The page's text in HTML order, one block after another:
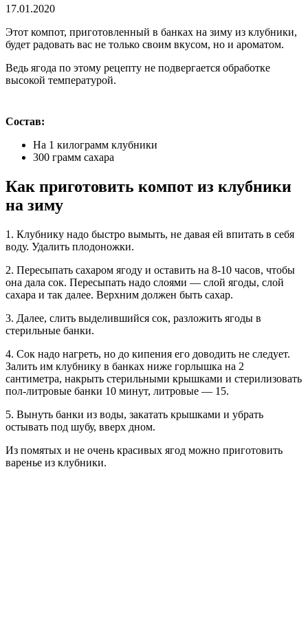
17.01.2020
Этот компот, приготовленный в банках на зиму из клубники,
будет радовать вас не только своим вкусом, но и ароматом.
Ведь ягода по этому рецепту не подвергается обработке
высокой температурой.
Состав:
На 1 килограмм клубники
300 грамм сахара
Как приготовить компот из клубники
на зиму
1. Клубнику надо быстро вымыть, не давая ей впитать в себя
воду. Удалить плодоножки.
2. Пересыпать сахаром ягоду и оставить на 8-10 часов, чтобы
она дала сок. Пересыпать надо слоями — слой ягоды, слой
сахара и так далее. Верхним должен быть сахар.
3. Далее, слить выделившийся сок, разложить ягоды в
стерильные банки.
4. Сок надо нагреть, но до кипения его доводить не следует.
Залить им клубнику в банках ниже горлышка на 2
сантиметра, накрыть стерильными крышками и стерилизовать
пол-литровые банки 10 минут, литровые — 15.
5. Вынуть банки из воды, закатать крышками и убрать
остывать под шубу, вверх дном.
Из помятых и не очень красивых ягод можно приготовить
варенье из клубники.